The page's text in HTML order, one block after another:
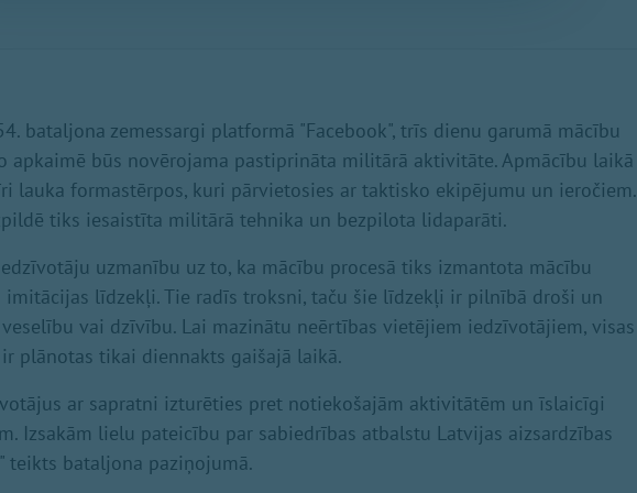
bataljona zemessargi platformā "Facebook", trīs dienu garumā mācību
apkaimē būs novērojama pastiprināta militārā aktivitāte. Apmācību laikā
lauka formastērpos, kuri pārvietosies ar taktisko ekipējumu un ieročiem.
tiks iesaistīta militārā tehnika un bezpilota lidaparāti.
uzmanību uz to, ka mācību procesā tiks izmantota mācību
līdzekļi. Tie radīs troksni, taču šie līdzekļi ir pilnībā droši un
vai dzīvību. Lai mazinātu neērtības vietējiem iedzīvotājiem, visas
plānotas tikai diennakts gaišajā laikā.
ar sapratni izturēties pret notiekošajām aktivitātēm un īslaicīgi
Izsakām lielu pateicību par sabiedrības atbalstu Latvijas aizsardzības
teikts bataljona paziņojumā.